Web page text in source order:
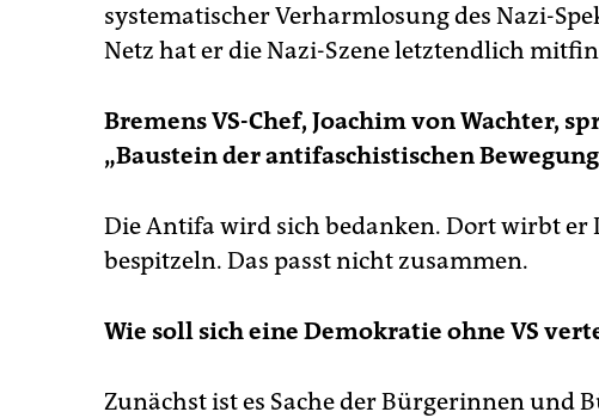
systematischer Verharmlosung des Nazi-
Netz hat er die Nazi-Szene letztendlich
Bremens VS-Chef, Joachim von Wachter,
„Baustein der antifaschistischen
Die Antifa wird sich bedanken. Dort wirbt er
bespitzeln. Das passt nicht zusammen.
Wie soll sich eine Demokratie ohne VS
Zunächst ist es Sache der Bürgerinnen und